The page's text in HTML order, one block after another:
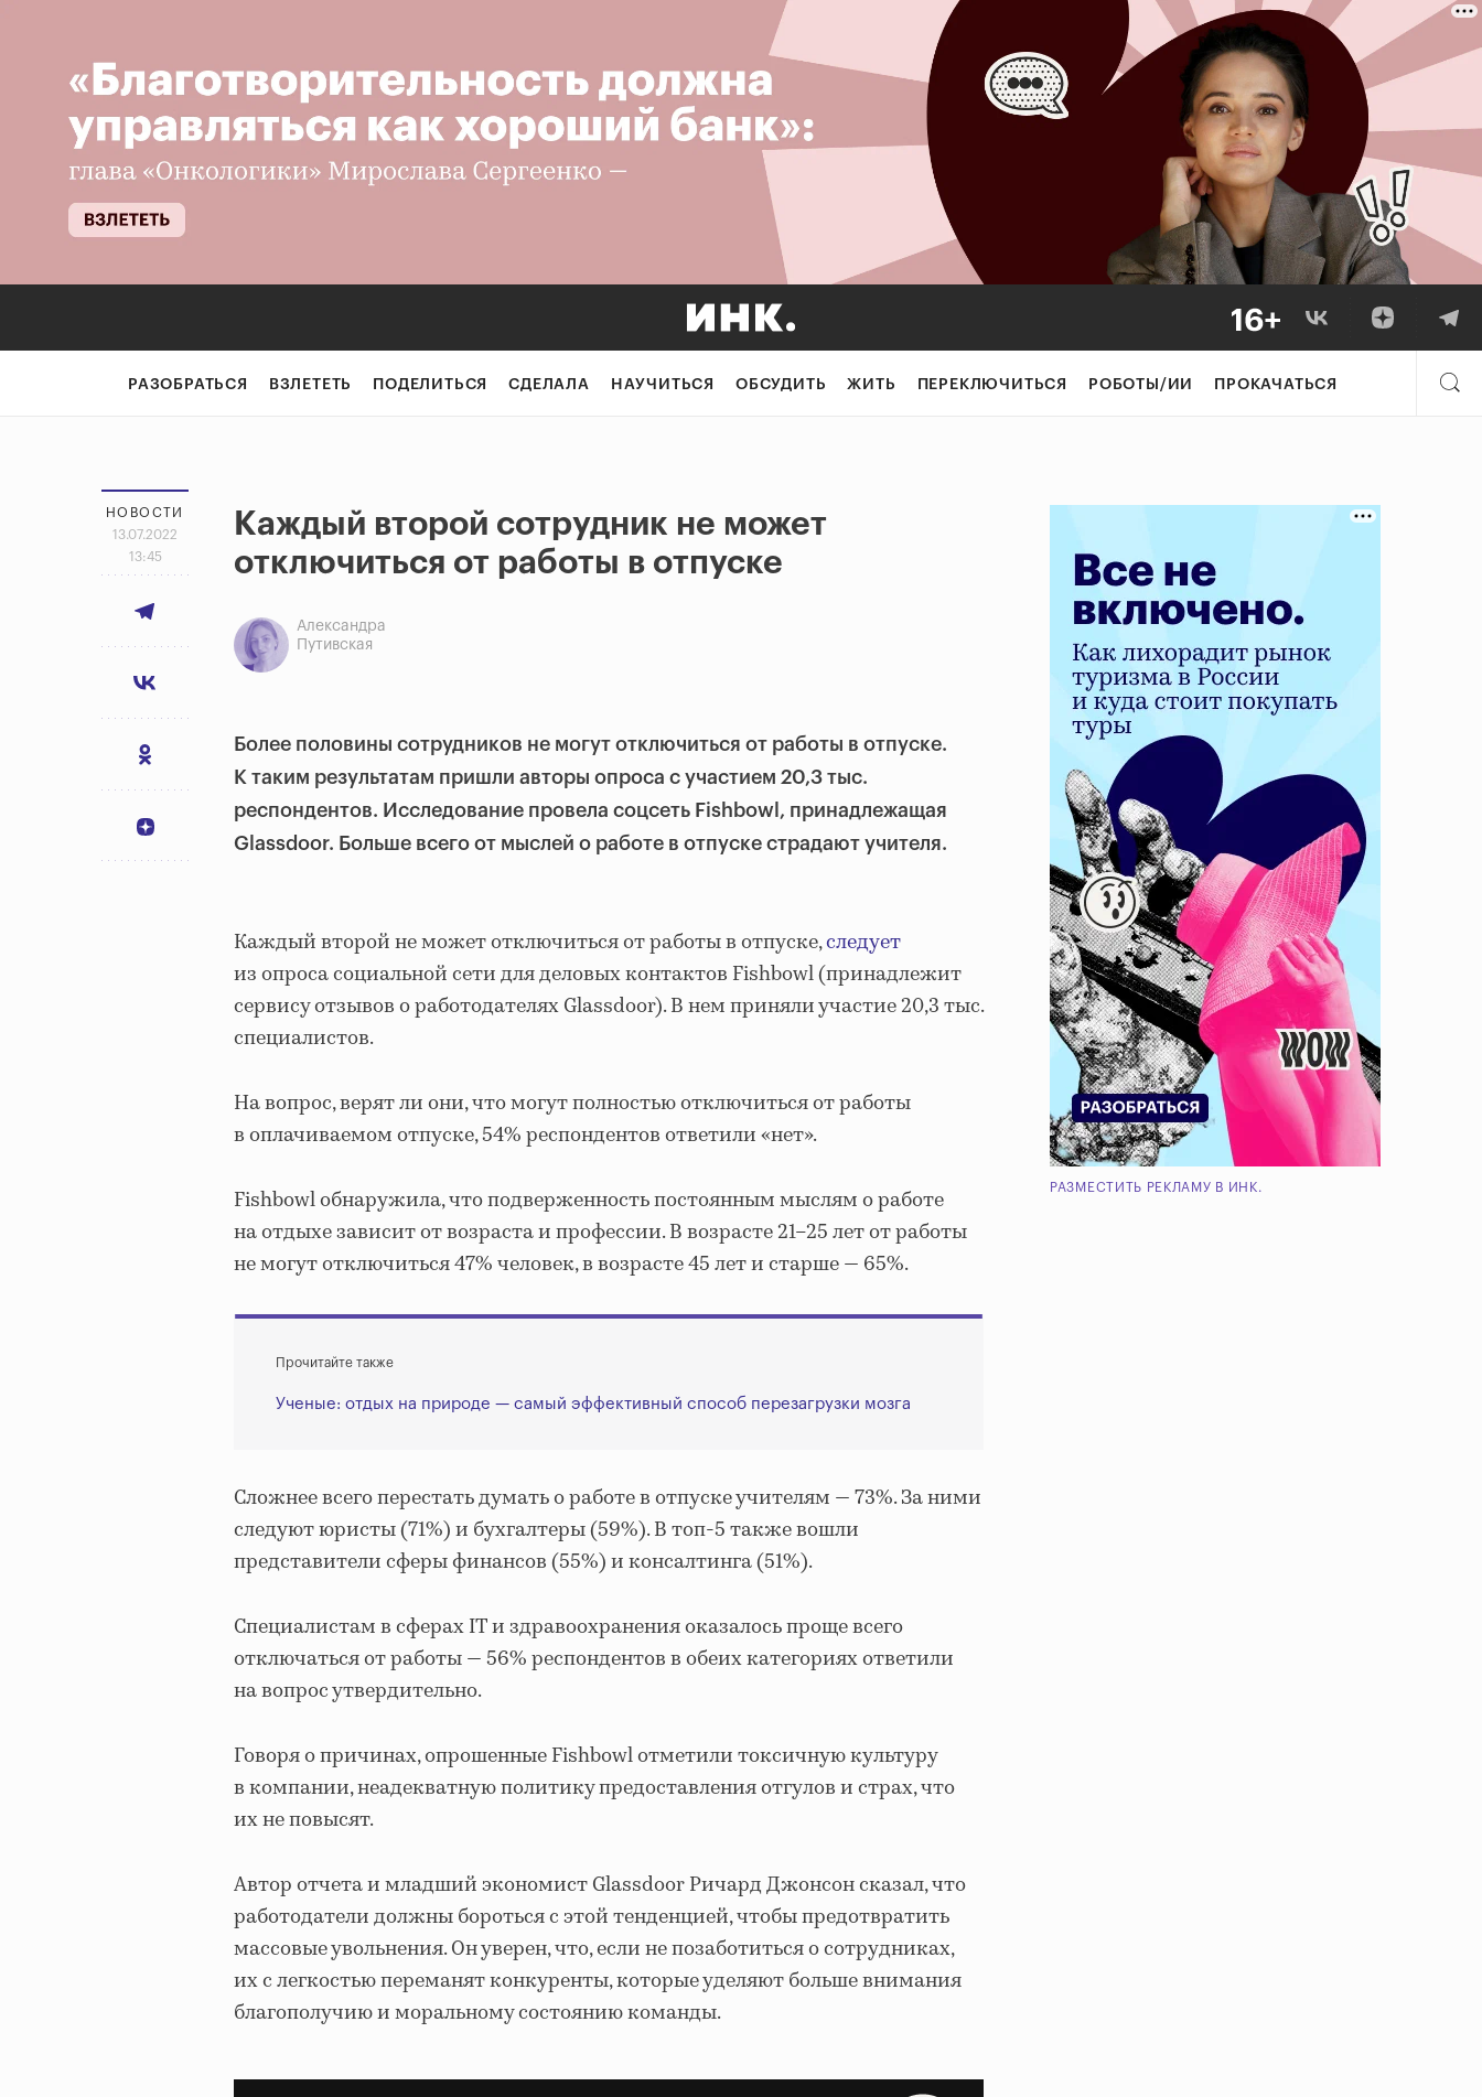
РАЗОБРАТЬСЯ ВЗЛЕТЕТЬ ПОДЕЛИТЬСЯ СДЕЛАЛА НАУЧИТЬСЯ ОБСУДИТЬ ЖИТЬ ПЕРЕКЛЮЧИТЬСЯ РОБОТЫ/ИИ ПРОКАЧАТЬСЯ
НОВОСТИ
13.07.2022
13:45
Каждый второй сотрудник не может
отключиться от работы в отпуске
Александра
Путивская
Более половины сотрудников не могут отключиться от работы в отпуске.
К таким результатам пришли авторы опроса с участием 20,3 тыс.
респондентов. Исследование провела соцсеть Fishbowl, принадлежащая
Glassdoor. Больше всего от мыслей о работе в отпуске страдают учителя.
Каждый второй не может отключиться от работы в отпуске,следует
из опроса социальной сети для деловых контактов Fishbowl (принадлежит
сервису отзывов о работодателях Glassdoor). В нем приняли участие 20,3 тыс.
специалистов.
На вопрос, верят ли они, что могут полностью отключиться от работы
в оплачиваемом отпуске, 54% респондентов ответили «нет».
Fishbowl обнаружила, что подверженность постоянным мыслям о работе
на отдыхе зависит от возраста и профессии. В возрасте 21–25 лет от работы
не могут отключиться 47% человек, в возрасте 45 лет и старше — 65%.
Прочитайте также
Ученые: отдых на природе — самый эффективный способ перезагрузки мозга
Сложнее всего перестать думать о работе в отпуске учителям — 73%. За ними
следуют юристы (71%) и бухгалтеры (59%). В топ-5 также вошли
представители сферы финансов (55%) и консалтинга (51%).
Специалистам в сферах IT и здравоохранения оказалось проще всего
отключаться от работы — 56% респондентов в обеих категориях ответили
на вопрос утвердительно.
Говоря о причинах, опрошенные Fishbowl отметили токсичную культуру
в компании, неадекватную политику предоставления отгулов и страх, что
их не повысят.
Автор отчета и младший экономист Glassdoor Ричард Джонсон сказал, что
работодатели должны бороться с этой тенденцией, чтобы предотвратить
массовые увольнения. Он уверен, что, если не позаботиться о сотрудниках,
их с легкостью переманят конкуренты, которые уделяют больше внимания
благополучию и моральному состоянию команды.
РАЗМЕСТИТЬ РЕКЛАМУ В ИНК.